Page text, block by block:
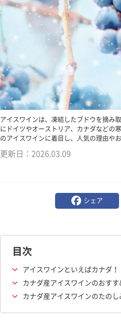
アイスワインは、凍結したブドウを摘み
にドイツやオーストリア、カナダなどの
のアイスワインに着目し、人気の理由や
更新日： 2026.03.09
シェア
目次
アイスワインといえばカナダ！
カナダ産アイスワインのおすす
カナダ産アイスワインのたの